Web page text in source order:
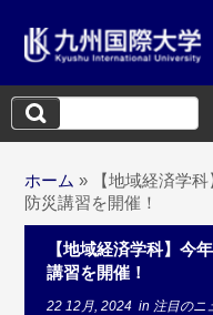
検
索:
ホーム »
【地域経済学
防災講習を開催！
【地域経済学科】今
講習を開催！
22 12月, 2024 in 注目のニ